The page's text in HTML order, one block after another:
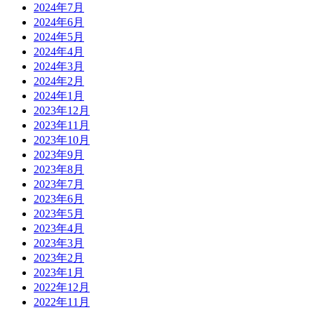
2024年7月
2024年6月
2024年5月
2024年4月
2024年3月
2024年2月
2024年1月
2023年12月
2023年11月
2023年10月
2023年9月
2023年8月
2023年7月
2023年6月
2023年5月
2023年4月
2023年3月
2023年2月
2023年1月
2022年12月
2022年11月